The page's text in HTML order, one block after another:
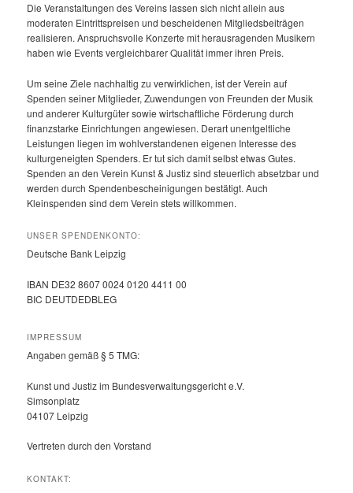
Die Veranstaltungen des Vereins lassen sich nicht allein aus
moderaten Eintrittspreisen und bescheidenen Mitgliedsbeiträgen
realisieren. Anspruchsvolle Konzerte mit herausragenden Musikern
haben wie Events vergleichbarer Qualität immer ihren Preis.
Um seine Ziele nachhaltig zu verwirklichen, ist der Verein auf
Spenden seiner Mitglieder, Zuwendungen von Freunden der Musik
und anderer Kulturgüter sowie wirtschaftliche Förderung durch
finanzstarke Einrichtungen angewiesen. Derart unentgeltliche
Leistungen liegen im wohlverstandenen eigenen Interesse des
kulturgeneigten Spenders. Er tut sich damit selbst etwas Gutes.
Spenden an den Verein Kunst & Justiz sind steuerlich absetzbar und
werden durch Spendenbescheinigungen bestätigt. Auch
Kleinspenden sind dem Verein stets willkommen.
UNSER SPENDENKONTO:
Deutsche Bank Leipzig
IBAN DE32 8607 0024 0120 4411 00
BIC DEUTDEDBLEG
IMPRESSUM
Angaben gemäß § 5 TMG:
Kunst und Justiz im Bundesverwaltungsgericht e.V.
Simsonplatz
04107 Leipzig
Vertreten durch den Vorstand
KONTAKT: